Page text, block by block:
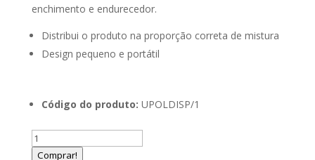
enchimento e endurecedor.
Distribui o produto na proporção correta de mistura
Design pequeno e portátil
Código do produto: UPOLDISP/1
Quantidade
deComprar!